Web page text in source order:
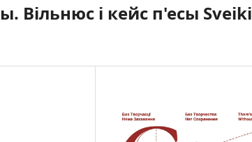
Вільнюс і кейс п'есы Sveiki